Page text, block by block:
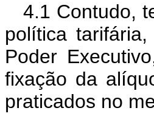
4.1 Contudo,
política
Poder
fixação da
praticados no